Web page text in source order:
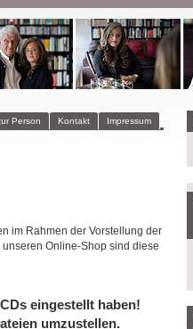
Impressum
Kontakt
Person
im Rahmen der Vorstellung der
Online-Shop sind diese
eingestellt haben!
umzustellen.